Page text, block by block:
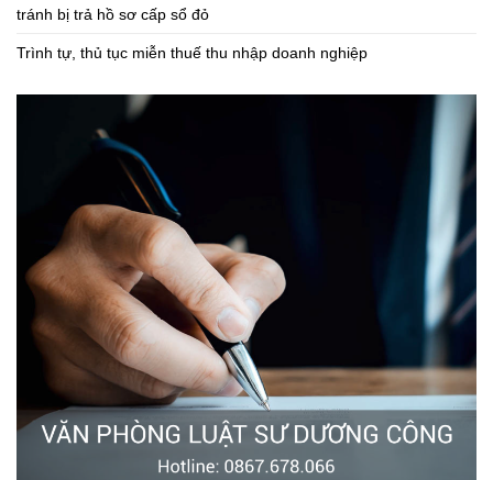
tránh bị trả hồ sơ cấp sổ đỏ
Trình tự, thủ tục miễn thuế thu nhập doanh nghiệp